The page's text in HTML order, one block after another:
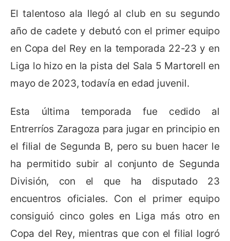
El talentoso ala llegó al club en su segundo
año de cadete y debutó con el primer equipo
en Copa del Rey en la temporada 22-23 y en
Liga lo hizo en la pista del Sala 5 Martorell en
mayo de 2023, todavía en edad juvenil.
Esta última temporada fue cedido al
Entrerríos Zaragoza para jugar en principio en
el filial de Segunda B, pero su buen hacer le
ha permitido subir al conjunto de Segunda
División, con el que ha disputado 23
encuentros oficiales. Con el primer equipo
consiguió cinco goles en Liga más otro en
Copa del Rey, mientras que con el filial logró